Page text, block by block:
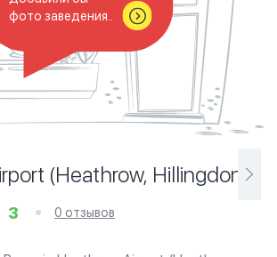
фото заведения..
(Heathrow, Hillingdon)
3 0 отзывов